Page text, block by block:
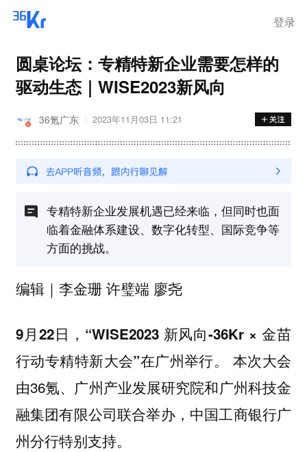
登录
圆桌论坛：专精特新企业需要怎样的
驱动生态｜WISE2023新风向
36氪广东 2023年11月03日 11:21
专精特新企业发展机遇已经来临，但同时也面
临着金融体系建设、数字化转型、国际竞争等
方面的挑战。
编辑｜ 李金珊 许璧端 廖尧
9月22日，“WISE2023 新风向-36Kr × 金苗
行动专精特新大会”在广州举行。
本次大会
由36氪、广州产业发展研究院和广州科技金
融集团有限公司联合举办，中国工商银行广
州分行特别支持。